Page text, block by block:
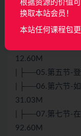
| ├──01.第一节-
| ├──02.第二节-
| ├──03.第三节-
12.60M
| ├──05.第五节-
| ├──06.第六节-
31.03M
| ├──07.第七节-
92.60M
根据资源的价值
换取本站会员！
本站任何课程包更